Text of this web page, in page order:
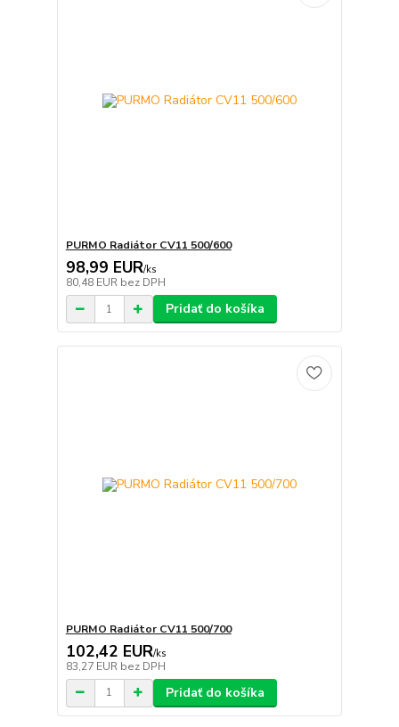
PURMO Radiátor CV11 500/600
98,99 EUR/ks
80,48 EUR bez DPH
Pridať do košíka
PURMO Radiátor CV11 500/700
102,42 EUR/ks
83,27 EUR bez DPH
Pridať do košíka